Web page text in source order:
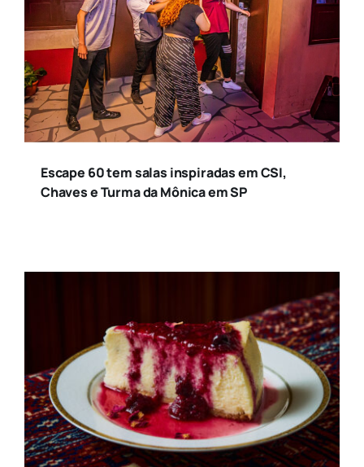
Escape 60 tem salas inspiradas em CSI,
Chaves e Turma da Mônica em SP